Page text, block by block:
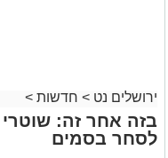
ירושלים נט > חדשות >
בזה אחר זה: שוטרי
לסחר בסמים